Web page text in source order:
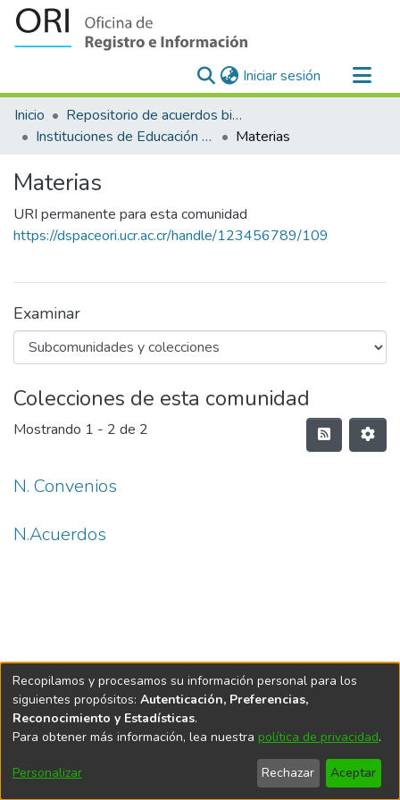
Iniciar sesión (current)
Comunidades
Todo DSpace
Inicio
Repositorio de acuerdos bilaterales para el reconocimiento y equiparación de estudios en la Universidad de Costa Rica
Instituciones de Educación Superior Nacionales- Universidad de Costa Rica
Materias
Materias
URI permanente para esta comunidad
https://dspaceori.ucr.ac.cr/handle/123456789/109
Examinar
Colecciones de esta comunidad
Mostrando 1 - 2 de 2
N. Convenios
N.Acuerdos
Software DSpace copyright © 2002-2026
de cookies
Accessibility
Acuerdo
de
usuario
final
Enviar
Sugerencias
Recopilamos y procesamos su información personal para los
siguientes propósitos: Autenticación, Preferencias,
Reconocimiento y Estadísticas.
Para obtener más información, lea nuestra política de privacidad.
Personalizar Rechazar Aceptar